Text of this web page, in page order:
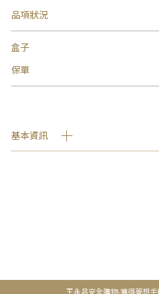
品項狀況
盒子
保單
基本資訊
王永昌安全購物-獲得夢想